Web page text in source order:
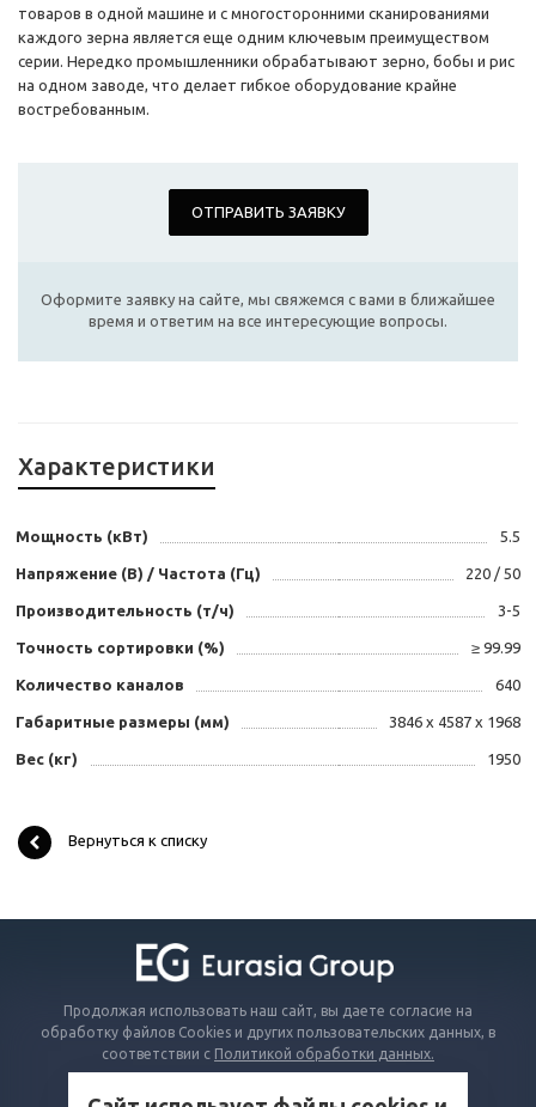
товаров в одной машине и с многосторонними сканированиями
каждого зерна является еще одним ключевым преимуществом
серии. Нередко промышленники обрабатывают зерно, бобы и рис
на одном заводе, что делает гибкое оборудование крайне
востребованным.
ОТПРАВИТЬ ЗАЯВКУ
Оформите заявку на сайте, мы свяжемся с вами в ближайшее
время и ответим на все интересующие вопросы.
Характеристики
Мощность (кВт) 5.5
Напряжение (В) / Частота (Гц) 220 / 50
Производительность (т/ч) 3-5
Точность сортировки (%) ≥ 99.99
Количество каналов 640
Габаритные размеры (мм) 3846 x 4587 x 1968
Вес (кг) 1950
Вернуться к списку
Продолжая использовать наш сайт, вы даете согласие на
обработку файлов Cookies и других пользовательских данных, в
соответствии с Политикой обработки данных.